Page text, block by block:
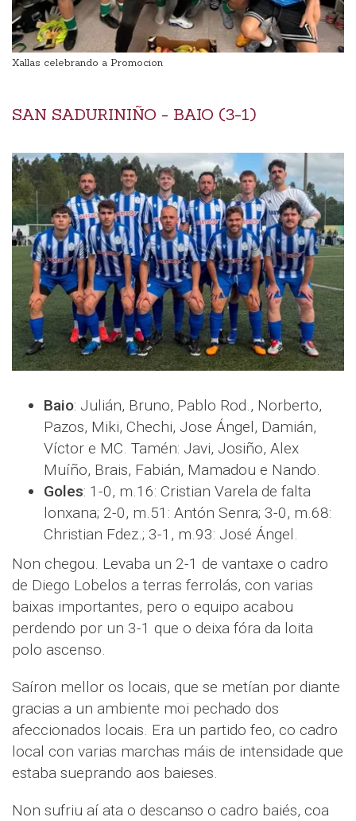
Xallas celebrando a Promocion
SAN SADURINIÑO - BAIO (3-1)
Baio: Julián, Bruno, Pablo Rod., Norberto,
Pazos, Miki, Chechi, Jose Ángel, Damián,
Víctor e MC. Tamén: Javi, Josiño, Alex
Muíño, Brais, Fabián, Mamadou e Nando.
Goles: 1-0, m.16: Cristian Varela de falta
lonxana; 2-0, m.51: Antón Senra; 3-0, m.68:
Christian Fdez.; 3-1, m.93: José Ángel.
Non chegou. Levaba un 2-1 de vantaxe o cadro
de Diego Lobelos a terras ferrolás, con varias
baixas importantes, pero o equipo acabou
perdendo por un 3-1 que o deixa fóra da loita
polo ascenso.
Saíron mellor os locais, que se metían por diante
gracias a un ambiente moi pechado dos
afeccionados locais. Era un partido feo, co cadro
local con varias marchas máis de intensidade que
estaba sueprando aos baieses.
Non sufriu aí ata o descanso o cadro baiés, coa